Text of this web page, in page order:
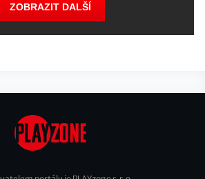
ZOBRAZIT DALŠÍ